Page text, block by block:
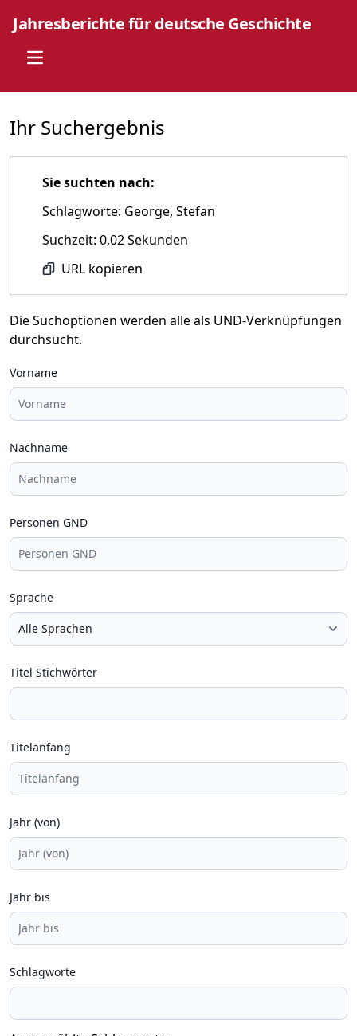
Jahresberichte für deutsche Geschichte
Open main menu
Ihr Suchergebnis
Sie suchten nach:
Schlagworte: George, Stefan
Suchzeit: 0,02 Sekunden
URL kopieren
Die Suchoptionen werden alle als UND-Verknüpfungen
durchsucht.
Vorname
Nachname
Personen GND
Sprache
Titel Stichwörter
Titelanfang
Jahr (von)
Jahr bis
Schlagworte